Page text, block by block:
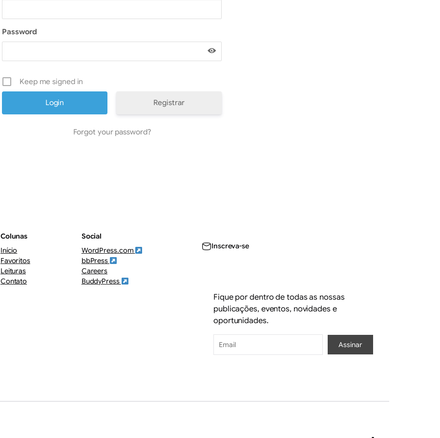
Password
Keep me signed in
Registrar
Forgot your password?
Colunas
Início
Favoritos
Leituras
Contato
Social
WordPress.com
bbPress
Careers
BuddyPress
Inscreva-se
Fique por dentro de todas as nossas
publicações, eventos, novidades e
oportunidades.